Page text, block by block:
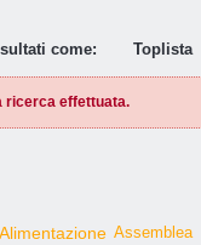
come: Toplista
ricerca effettuata.
Alimentazione Assemblea